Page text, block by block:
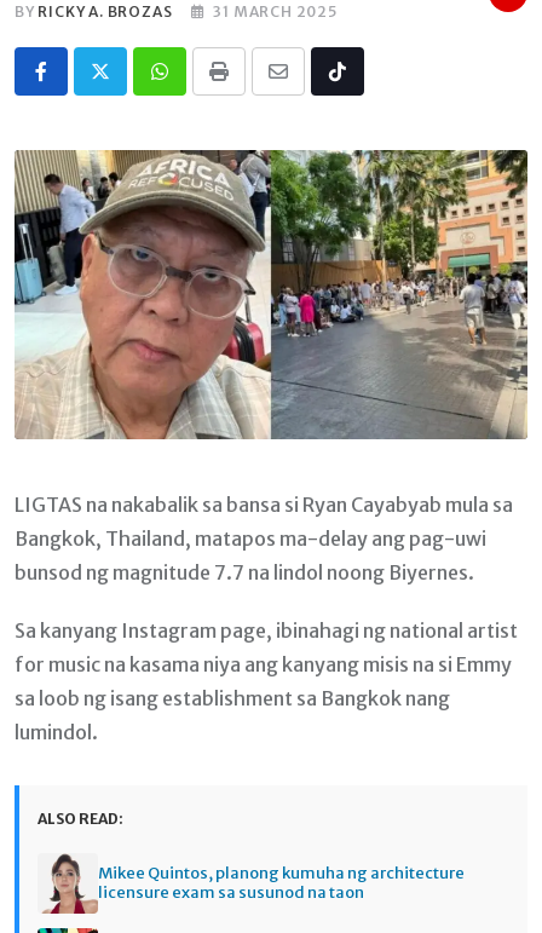
BY RICKY A. BROZAS 31 MARCH 2025
Whatsapp
Print
Share
Email
Tiktok
LIGTAS na nakabalik sa bansa si Ryan Cayabyab mula sa
Bangkok, Thailand, matapos ma-delay ang pag-uwi
bunsod ng magnitude 7.7 na lindol noong Biyernes.
Sa kanyang Instagram page, ibinahagi ng national artist
for music na kasama niya ang kanyang misis na si Emmy
sa loob ng isang establishment sa Bangkok nang
lumindol.
ALSO READ:
Mikee Quintos, planong kumuha ng architecture
licensure exam sa susunod na taon